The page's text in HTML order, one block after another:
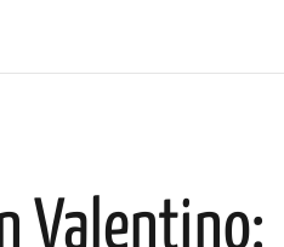
Valentino: